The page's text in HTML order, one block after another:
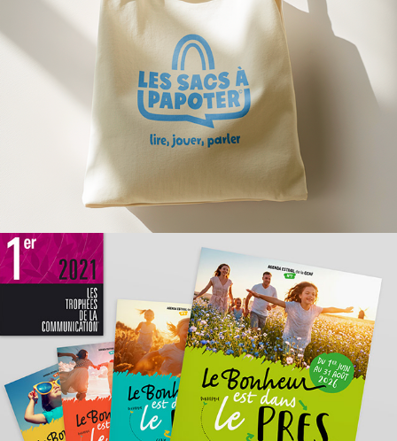
LES SACS À PAPOTER
MAGAZINE LE BONHEUR EST DANS LE PRÈS